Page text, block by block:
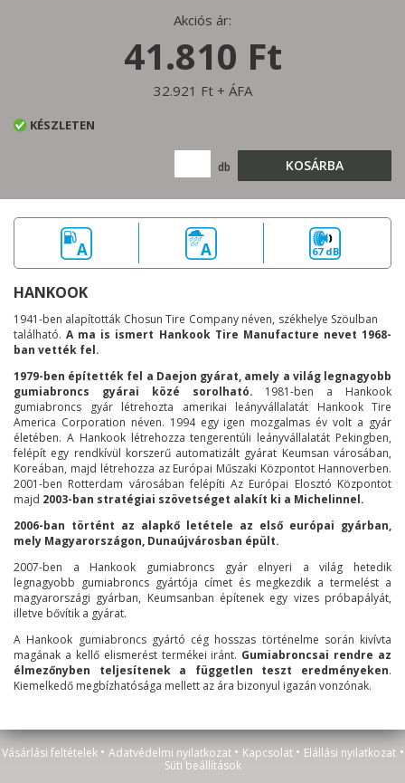
Akciós ár:
41.810 Ft
32.921 Ft + ÁFA
KÉSZLETEN
db KOSÁRBA
A A 67 dB
HANKOOK
1941-ben alapították Chosun Tire Company néven, székhelye Szöulban
található.A ma is ismert Hankook Tire Manufacture nevet 1968-
ban vették fel.
1979-ben építették fel a Daejon gyárat, amely a világ legnagyobb
gumiabroncs gyárai közé sorolható. 1981-ben a Hankook
gumiabroncs gyár létrehozta amerikai leányvállalatát Hankook Tire
America Corporation néven. 1994 egy igen mozgalmas év volt a gyár
életében. A Hankook létrehozza tengerentúli leányvállalatát Pekingben,
felépít egy rendkívül korszerű automatizált gyárat Keumsan városában,
Koreában, majd létrehozza az Európai Műszaki Központot Hannoverben.
2001-ben Rotterdam városában felépíti Az Európai Elosztó Központot
majd 2003-ban stratégiai szövetséget alakít ki a Michelinnel.
2006-ban történt az alapkő letétele az első európai gyárban,
mely Magyarországon, Dunaújvárosban épült.
2007-ben a Hankook gumiabroncs gyár elnyeri a világ hetedik
legnagyobb gumiabroncs gyártója címet és megkezdik a termelést a
magyarországi gyárban, Keumsanban építenek egy vizes próbapályát,
illetve bővítik a gyárat.
A Hankook gumiabroncs gyártó cég hosszas történelme során kivívta
magának a kellő elismerést termékei iránt. Gumiabroncsai rendre az
élmezőnyben teljesítenek a független teszt eredményeken.
Kiemelkedő megbízhatósága mellett az ára bizonyul igazán vonzónak.
Vásárlási feltételek • Adatvédelmi nyilatkozat • Kapcsolat • Elállási nyilatkozat •
Süti beállítások